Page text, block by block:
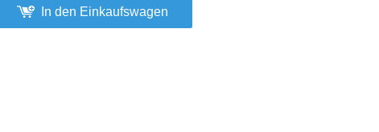
In den Einkaufswagen